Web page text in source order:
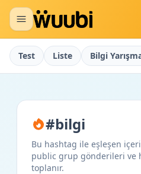
Test Liste Bilgi
#bilgi
Bu hashtag ile eşleşen
public grup gönderileri ve
toplanır.